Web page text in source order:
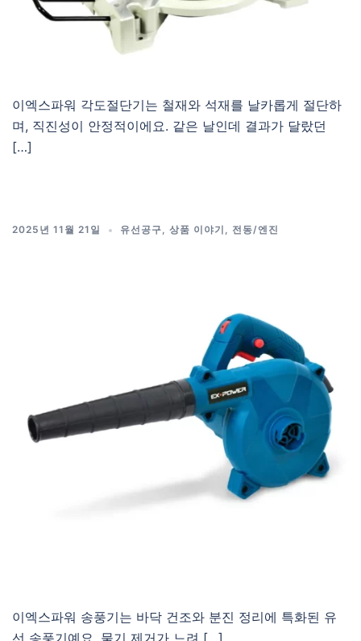
이엑스파워 각도절단기는 철재와 석재를 날카롭게 절단하
며, 직진성이 안정적이에요. 같은 날인데 결과가 달랐던
[…]
2025년 11월 21일 유선공구, 상품 이야기 , 전동/엔진
이엑스파워 송풍기는 바닥 건조와 분진 정리에 특화된 유
선 송풍기예요. 물기 제거가 느려 […]